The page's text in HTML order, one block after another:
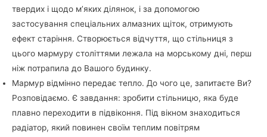
твердих і щодо м’яких ділянок, і за допомогою
застосування спеціальних алмазних щіток, отримують
ефект старіння. Створюється відчуття, що стільниця з
цього мармуру століттями лежала на морському дні, перш
ніж потрапила до Вашого будинку.
Мармур відмінно передає тепло. До чого це, запитаєте Ви?
Розповідаємо. Є завдання: зробити стільницю, яка буде
плавно переходити в підвіконня. Під вікном знаходиться
радіатор, який повинен своїм теплим повітрям